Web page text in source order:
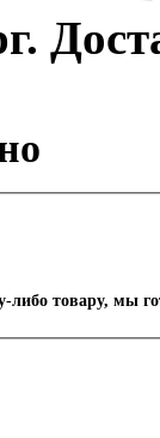
либо товару, мы